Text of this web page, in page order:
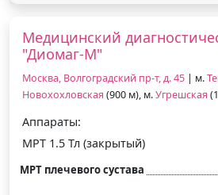
Медицинский
"Диомаг-М"
Москва, Волгоградский пр-т, д. 45 | м.
Новохохловская (900 м), м.Угрешская
Аппараты:
МРТ 1.5 Тл (закрытый)
МРТ плечевого сустава